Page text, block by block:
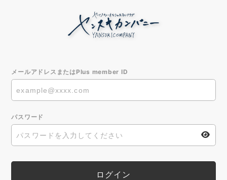
メールアドレスまたはPlus member ID
パスワード